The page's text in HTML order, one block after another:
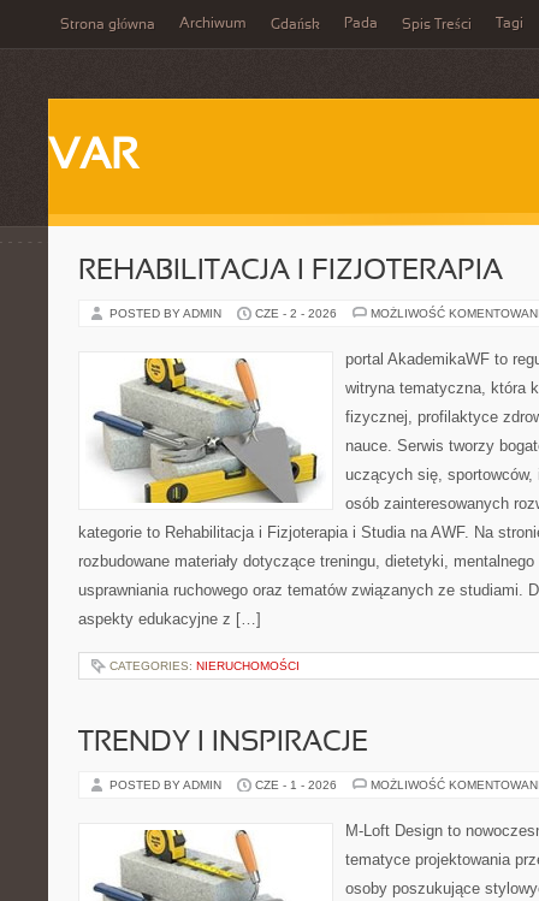
Strona główna Archiwum Gdańsk Pada Spis Treści Tagi
VAR
REHABILITACJA I FIZJOTERAPIA
POSTED BY ADMIN CZE - 2 - 2026 MOŻLIWOŚĆ
portal AkademikaWF to
witryna tematyczna, która
fizycznej, profilaktyce
nauce. Serwis tworzy
uczących się,
osób zainteresowanych
kategorie to Rehabilitacja i Fizjoterapia i Studia na AWF. Na
rozbudowane materiały dotyczące treningu, dietetyki,
usprawniania ruchowego oraz tematów związanych ze studiami.
aspekty edukacyjne z […]
CATEGORIES: NIERUCHOMOŚCI
TRENDY I INSPIRACJE
POSTED BY ADMIN CZE - 1 - 2026 MOŻLIWOŚĆ
M-Loft Design to
tematyce projektowania
osoby poszukujące